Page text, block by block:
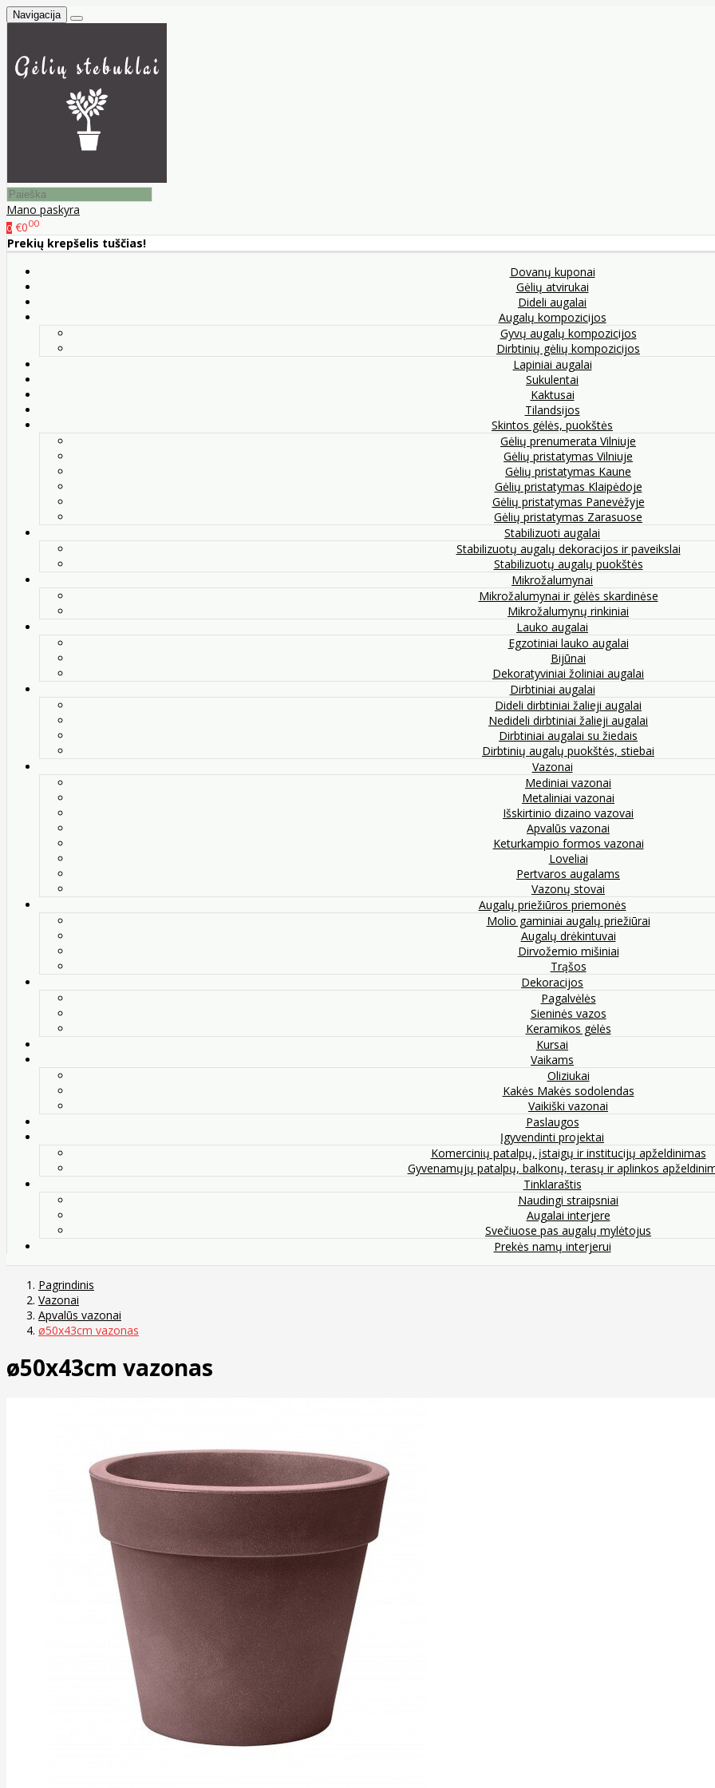
Navigacija
Mano paskyra
0 €000
Prekių krepšelis tuščias!
Dovanų kuponai
Gėlių atvirukai
Dideli augalai
Augalų kompozicijos
Gyvų augalų kompozicijos
Dirbtinių gėlių kompozicijos
Lapiniai augalai
Sukulentai
Kaktusai
Tilandsijos
Skintos gėlės, puokštės
Gėlių prenumerata Vilniuje
Gėlių pristatymas Vilniuje
Gėlių pristatymas Kaune
Gėlių pristatymas Klaipėdoje
Gėlių pristatymas Panevėžyje
Gėlių pristatymas Zarasuose
Stabilizuoti augalai
Stabilizuotų augalų dekoracijos ir paveikslai
Stabilizuotų augalų puokštės
Mikrožalumynai
Mikrožalumynai ir gėlės skardinėse
Mikrožalumynų rinkiniai
Lauko augalai
Egzotiniai lauko augalai
Bijūnai
Dekoratyviniai žoliniai augalai
Dirbtiniai augalai
Dideli dirbtiniai žalieji augalai
Nedideli dirbtiniai žalieji augalai
Dirbtiniai augalai su žiedais
Dirbtinių augalų puokštės, stiebai
Vazonai
Mediniai vazonai
Metaliniai vazonai
Išskirtinio dizaino vazovai
Apvalūs vazonai
Keturkampio formos vazonai
Loveliai
Pertvaros augalams
Vazonų stovai
Augalų priežiūros priemonės
Molio gaminiai augalų priežiūrai
Augalų drėkintuvai
Dirvožemio mišiniai
Trąšos
Dekoracijos
Pagalvėlės
Sieninės vazos
Keramikos gėlės
Kursai
Vaikams
Oliziukai
Kakės Makės sodolendas
Vaikiški vazonai
Paslaugos
Įgyvendinti projektai
Komercinių patalpų, įstaigų ir institucijų apželdinimas
Gyvenamųjų patalpų, balkonų, terasų ir aplinkos
Tinklaraštis
Naudingi straipsniai
Augalai interjere
Svečiuose pas augalų mylėtojus
Prekės namų interjerui
Pagrindinis
Vazonai
Apvalūs vazonai
ø50x43cm vazonas
ø50x43cm vazonas